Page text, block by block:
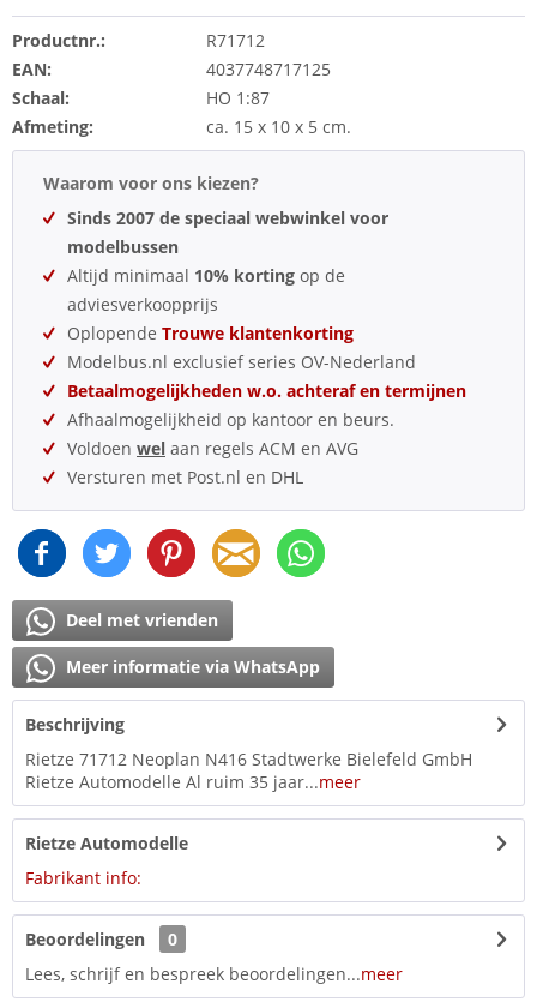
Productnr.:
R71712
EAN:
4037748717125
Schaal:
HO 1:87
Afmeting:
ca. 15 x 10 x 5 cm.
Waarom voor ons kiezen?
Sinds 2007 de speciaal webwinkel voor
modelbussen
Altijd minimaal 10% korting op de
adviesverkoopprijs
Oplopende Trouwe klantenkorting
Modelbus.nl exclusief series OV-Nederland
Betaalmogelijkheden w.o. achteraf en termijnen
Afhaalmogelijkheid op kantoor en beurs.
Voldoen wel aan regels ACM en AVG
Versturen met Post.nl en DHL
Deel met vrienden
Meer informatie via WhatsApp
Beschrijving
Rietze 71712 Neoplan N416 Stadtwerke Bielefeld GmbH
Rietze Automodelle Al ruim 35 jaar...meer
Rietze Automodelle
Fabrikant info:
Beoordelingen
0
Lees, schrijf en bespreek beoordelingen...meer